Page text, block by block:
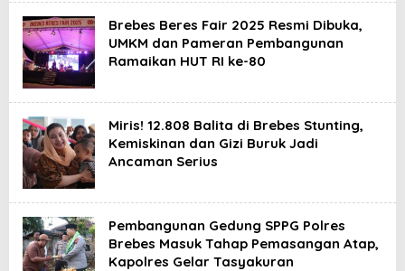
Brebes Beres Fair 2025 Resmi Dibuka,
UMKM dan Pameran Pembangunan
Ramaikan HUT RI ke-80
Miris! 12.808 Balita di Brebes Stunting,
Kemiskinan dan Gizi Buruk Jadi
Ancaman Serius
Pembangunan Gedung SPPG Polres
Brebes Masuk Tahap Pemasangan Atap,
Kapolres Gelar Tasyakuran